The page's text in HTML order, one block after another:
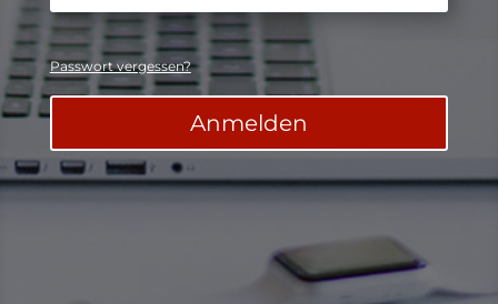
Passwort vergessen?
Anmelden